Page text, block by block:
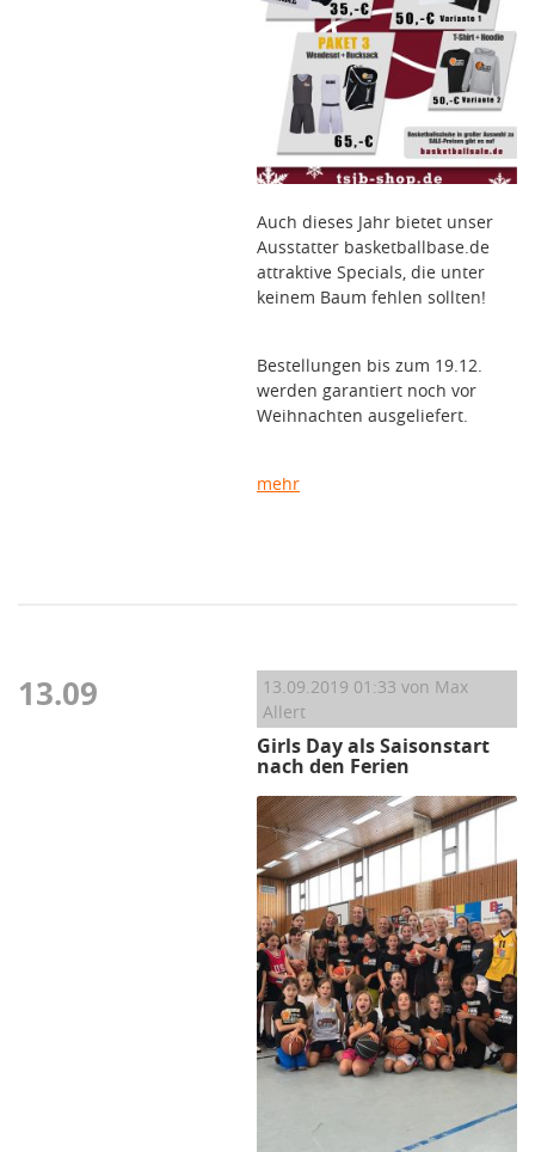
Auch dieses Jahr bietet unser
Ausstatter basketballbase.de
attraktive Specials, die unter
keinem Baum fehlen sollten!
Bestellungen bis zum 19.12.
werden garantiert noch vor
Weihnachten ausgeliefert.
mehr
13.09 13.09.2019 01:33 von Max
Allert
Girls Day als Saisonstart
nach den Ferien